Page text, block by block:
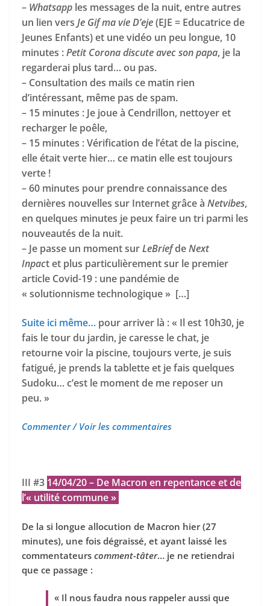
– Whatsapp les messages de la nuit, entre autres
un lien vers Je Gif ma vie D’eje(EJE = Educatrice de
Jeunes Enfants) et une vidéo un peu longue, 10
minutes :Petit Corona discute avec son papa, je la
regarderai plus tard… ou pas.
– Consultation des mails ce matin rien
d’intéressant, même pas de spam.
– 15 minutes : Je joue à Cendrillon, nettoyer et
recharger le poêle,
– 15 minutes : Vérification de l’état de la piscine,
elle était verte hier… ce matin elle est toujours
verte !
– 60 minutes pour prendre connaissance des
dernières nouvelles sur Internet grâce à Netvibes,
en quelques minutes je peux faire un tri parmi les
nouveautés de la nuit.
– Je passe un moment surLeBriefdeNext
Inpact et plus particulièrement sur le premier
article Covid-19 : une pandémie de
« solutionnisme technologique » […]
Suite ici même… pour arriver là : « Il est 10h30, je
fais le tour du jardin, je caresse le chat, je
retourne voir la piscine, toujours verte, je suis
fatigué, je prends la tablette et je fais quelques
Sudoku… c’est le moment de me reposer un
peu. »
Commenter / Voir les commentaires
III #3 14/04/20 – De Macron en repentance et de
l’« utilité commune »
De la si longue allocution de Macron hier (27
minutes), une fois dégraissé, et ayant laissé les
commentateurs comment-tâter… je ne retiendrai
que ce passage :
« Il nous faudra nous rappeler aussi que